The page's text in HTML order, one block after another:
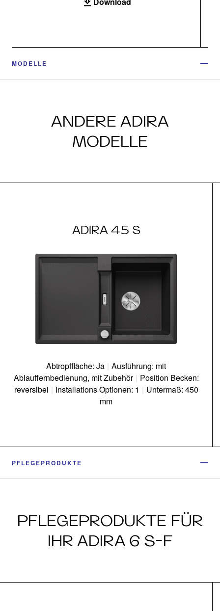
MODELLE
ANDERE ADIRA
MODELLE
ADIRA 45 S
Abtropffläche: Ja | Ausführung: mit
Ablauffernbedienung, mit Zubehör | Position Becken:
reversibel | Installations Optionen: 1 | Untermaß: 450
mm
PFLEGEPRODUKTE
PFLEGEPRODUKTE FÜR
IHR ADIRA 6 S-F